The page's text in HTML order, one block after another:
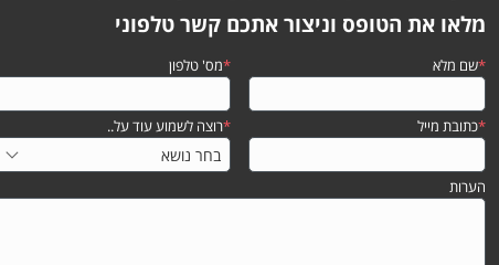
מלאו את הטופס וניצור אתכם קשר טלפוני
*שם מלא *מס' טלפון
*כתובת מייל *רוצה לשמוע עוד על..
הערות